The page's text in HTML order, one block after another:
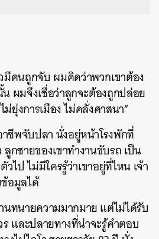
มีคนถูกจับ ผมคิดว่าพวกเขาต้อง
ผมจึงเชื่อว่าลูกจะต้องถูกปล่อย
ม่ยุ่งการเมือง ไม่คลั่งศาสนา”
ชีพจับปลา นั่งอยู่หน้าโรงพักที่
กชายของเขาทำงานขับรถ เป็น
ไป ไม่มีใครรู้ว่าเขาอยู่ที่ไหน เจ้า
อมูลได้
นทนายความมากมาย แต่ไม่ได้รับ
และปลายทางที่น่าจะรู้คำตอบ